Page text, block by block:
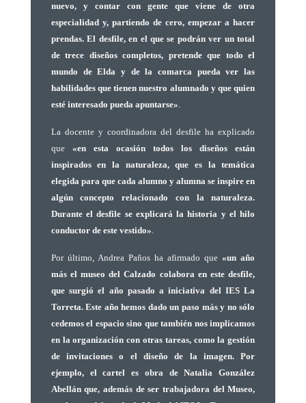
nuevo, y contar con gente que viene de otra
especialidad y, partiendo de cero, empezar a hacer
prendas. El desfile, en el que se podrán ver un total
de trece diseños completos, pretende que todo el
mundo de Elda y de la comarca pueda ver las
habilidades que tienen nuestro alumnado y que quien
esté interesado pueda apuntarse».
La docente y coordinadora del desfile ha explicado
que «en esta ocasión todos los diseños están
inspirados en la naturaleza, que es la temática
elegida para que cada alumno y alumna se inspire en
algún concepto relacionado con la naturaleza.
Durante el desfile se explicará la historia y el hilo
conductor de este vestido».
Por último, Andrea Paños ha afirmado que«un año
más el museo del Calzado colabora en este desfile,
que surgió el año pasado a iniciativa del IES La
Torreta. Este año hemos dado un paso más y no sólo
cedemos el espacio sino que también nos implicamos
en la organización con otras tareas, como la gestión
de invitaciones o el diseño de la imagen. Por
ejemplo, el cartel es obra de Natalia González
Abellán que, además de ser trabajadora del Museo,